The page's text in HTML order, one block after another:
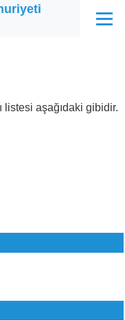
Menü
listesi aşağıdaki gibidir.